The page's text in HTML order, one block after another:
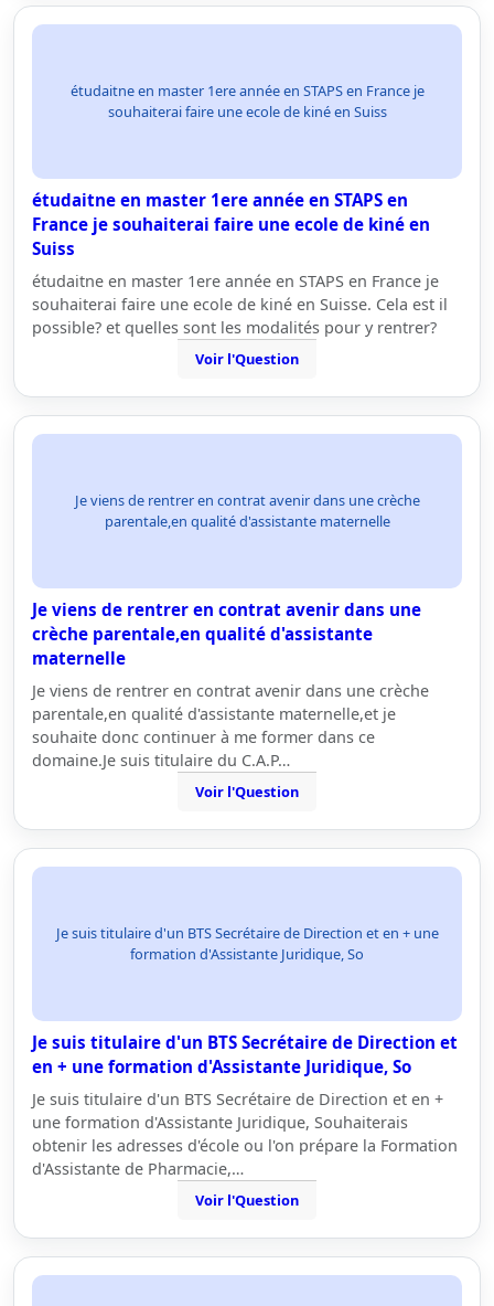
étudaitne en master 1ere année en STAPS en France je
souhaiterai faire une ecole de kiné en Suiss
étudaitne en master 1ere année en STAPS en
France je souhaiterai faire une ecole de kiné en
Suiss
étudaitne en master 1ere année en STAPS en France je
souhaiterai faire une ecole de kiné en Suisse. Cela est il
possible? et quelles sont les modalités pour y rentrer?
Voir l'Question
Je viens de rentrer en contrat avenir dans une crèche
parentale,en qualité d'assistante maternelle
Je viens de rentrer en contrat avenir dans une
crèche parentale,en qualité d'assistante
maternelle
Je viens de rentrer en contrat avenir dans une crèche
parentale,en qualité d'assistante maternelle,et je
souhaite donc continuer à me former dans ce
domaine.Je suis titulaire du C.A.P…
Voir l'Question
Je suis titulaire d'un BTS Secrétaire de Direction et en + une
formation d'Assistante Juridique, So
Je suis titulaire d'un BTS Secrétaire de Direction et
en + une formation d'Assistante Juridique, So
Je suis titulaire d'un BTS Secrétaire de Direction et en +
une formation d'Assistante Juridique, Souhaiterais
obtenir les adresses d'école ou l'on prépare la Formation
d'Assistante de Pharmacie,…
Voir l'Question